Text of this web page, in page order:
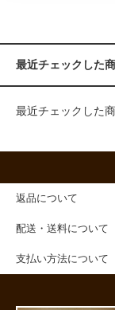
最近チェックした
最近チェックした
返品について
配送・送料について
支払い方法について